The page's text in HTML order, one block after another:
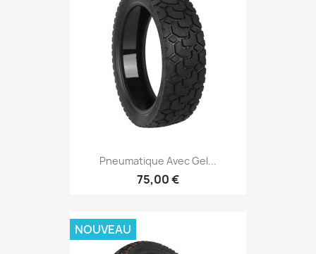
Pneumatique Avec Gel...
75,00 €
NOUVEAU